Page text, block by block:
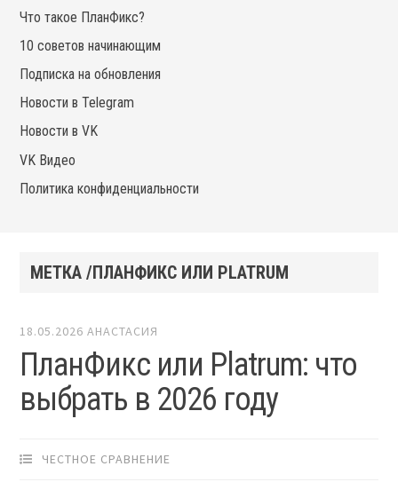
Что такое ПланФикс?
10 советов начинающим
Подписка на обновления
Новости в Telegram
Новости в VK
VK Видео
Политика конфиденциальности
МЕТКА /ПЛАНФИКС ИЛИ PLATRUM
18.05.2026 АНАСТАСИЯ
ПланФикс или Platrum: что
выбрать в 2026 году
ЧЕСТНОЕ СРАВНЕНИЕ